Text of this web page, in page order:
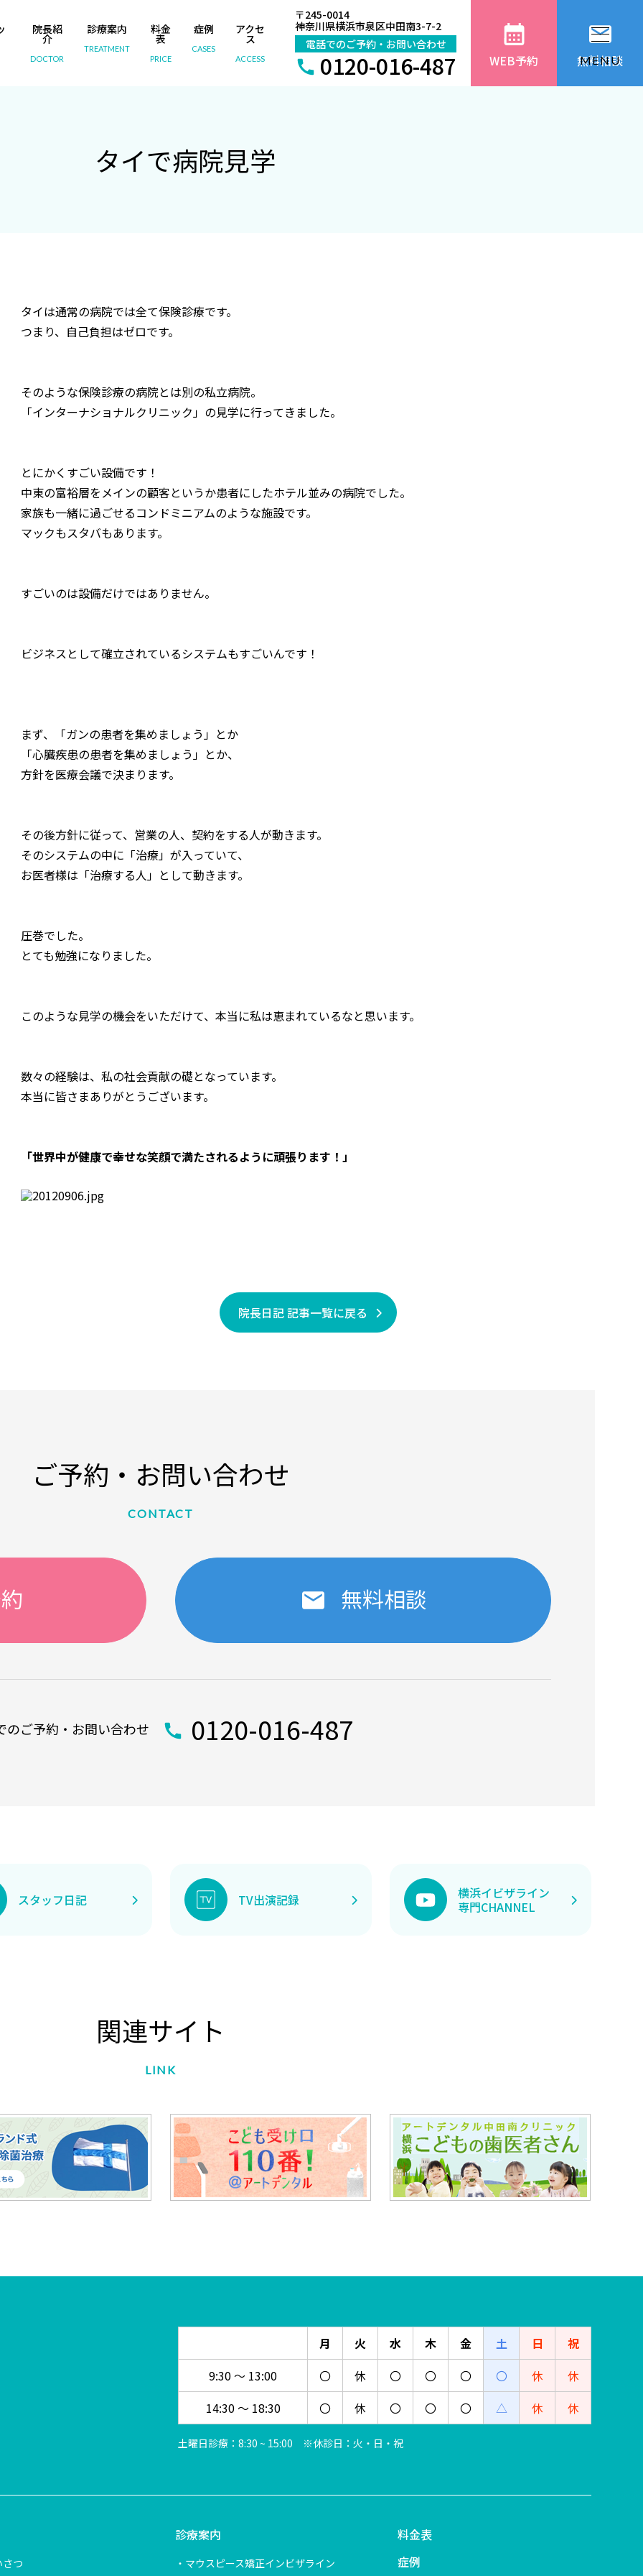
院長紹
介
DOCTOR
診療案内
TREATMENT
料金
表
PRICE
症例
CASES
アクセ
ス
ACCESS
〒245-0014
神奈川県横浜市泉区中田南3-7-2
電話でのご予約・お問い合わせ
0120-016-487 WEB予約 無料相談
MENU
タイで病院見学
タイは通常の病院では全て保険診療です。
つまり、自己負担はゼロです。
そのような保険診療の病院とは別の私立病院。
「インターナショナルクリニック」の見学に行ってきました。
とにかくすごい設備です！
中東の富裕層をメインの顧客というか患者にしたホテル並みの病院でした。
家族も一緒に過ごせるコンドミニアムのような施設です。
マックもスタバもあります。
すごいのは設備だけではありません。
ビジネスとして確立されているシステムもすごいんです！
まず、「ガンの患者を集めましょう」とか
「心臓疾患の患者を集めましょう」とか、
方針を医療会議で決まります。
その後方針に従って、営業の人、契約をする人が動きます。
そのシステムの中に「治療」が入っていて、
お医者様は「治療する人」として動きます。
圧巻でした。
とても勉強になりました。
このような見学の機会をいただけて、本当に私は恵まれているなと思います。
数々の経験は、私の社会貢献の礎となっています。
本当に皆さまありがとうございます。
「世界中が健康で幸せな笑顔で満たされるように頑張ります！」
院長日記 記事一覧に戻る
ご予約・お問い合わせ
CONTACT
無料相談
のご予約・お問い合わせ 0120-016-487
スタッフ日記 TV出演記録
横浜イビザライン
専門CHANNEL
関連サイト
LINK
月 火 水 木 金 土 日
祝
9:30 ～ 13:00
〇 休 〇 〇 〇 〇 休
休
14:30 ～ 18:30
〇 休 〇 〇 〇 △ 休 休
土曜日診療：8:30 ~ 15:00 ※休診日：火・日・祝
つ
診療案内
マウスピース矯正インビザライン
料金表
症例